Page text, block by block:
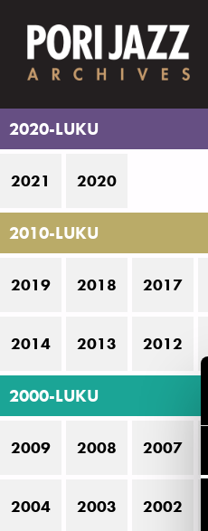
2020-LUKU
2021 2020
2010-LUKU
2019 2018 2017
2014 2013 2012
2000-LUKU
2009 2008 2007
2004 2003 2002